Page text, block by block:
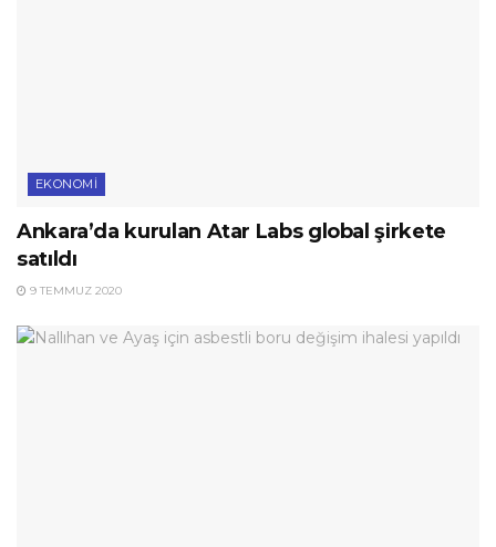
EKONOMI
Ankara’da kurulan Atar Labs global şirkete
satıldı
9 TEMMUZ 2020